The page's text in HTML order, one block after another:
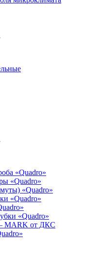
«Quadro»
«Quadro»
«Quadro»
«Quadro»
«Quadro»
MARK от ДКС